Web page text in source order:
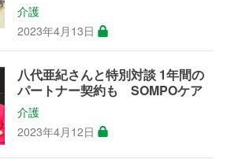
介護
2023年4月13日
八代亜紀さんと特別対談 1年間の
パートナー契約も SOMPOケア
介護
2023年4月12日